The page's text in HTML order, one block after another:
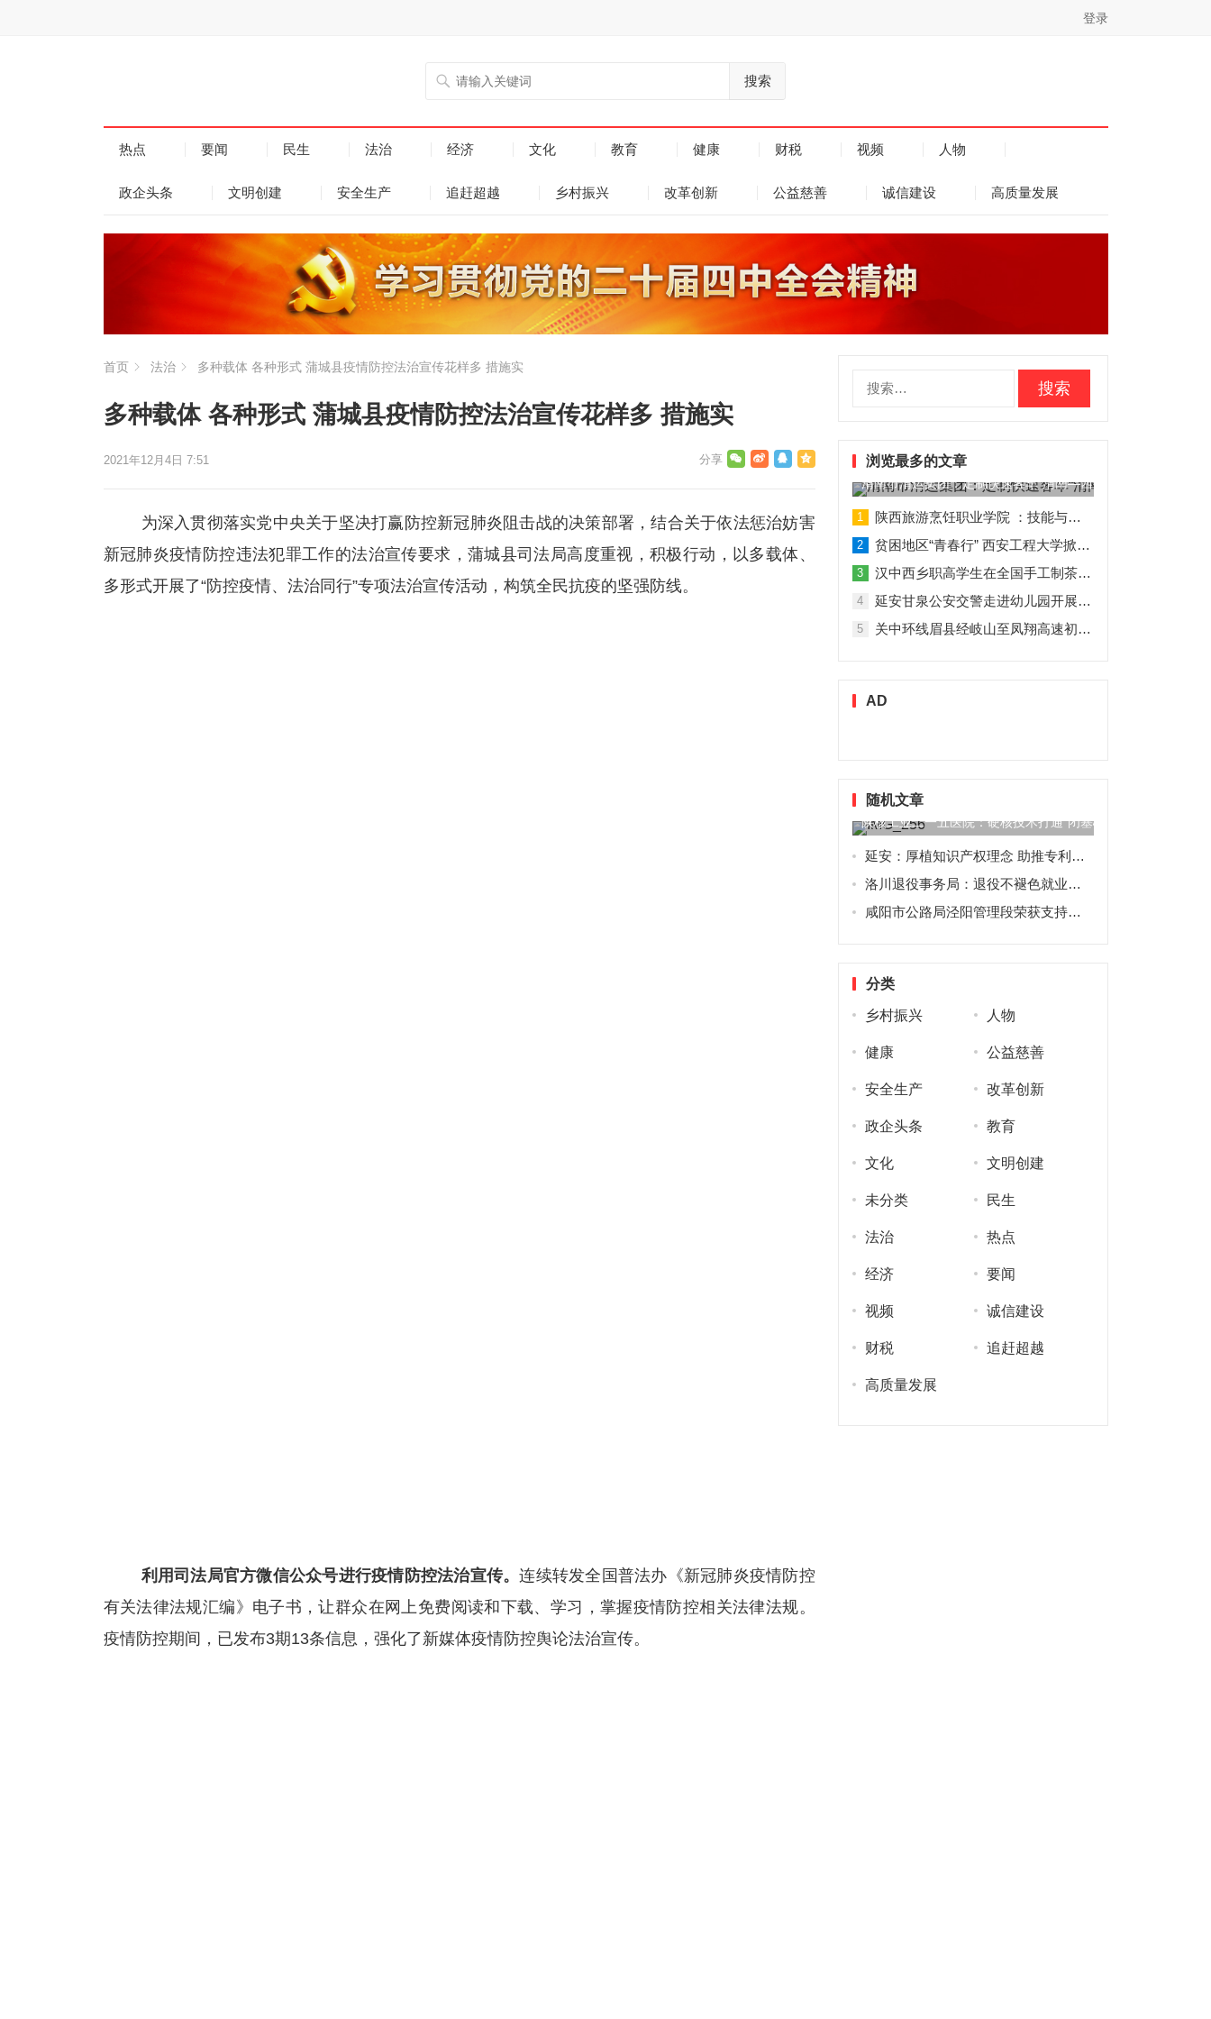
登录
搜索
热点 要闻 民生 法治 经济 文化 教育 健康 财税 视频 人物
政企头条 文明创建 安全生产 追赶超越 乡村振兴 改革创新 公益慈善 诚信建设 高质量发展
首页 法治 多种载体 各种形式 蒲城县疫情防控法治宣传花样多 措施实
多种载体 各种形式 蒲城县疫情防控法治宣传花样多 措施实
2021年12月4日 7:51
为深入贯彻落实党中央关于坚决打赢防控新冠肺炎阻击战的决策部署，结合关于依法惩治妨害
新冠肺炎疫情防控违法犯罪工作的法治宣传要求，蒲城县司法局高度重视，积极行动，以多载体、
多形式开展了“防控疫情、法治同行”专项法治宣传活动，构筑全民抗疫的坚强防线。
利用司法局官方微信公众号进行疫情防控法治宣传。连续转发全国普法办《新冠肺炎疫情防控
有关法律法规汇编》电子书，让群众在网上免费阅读和下载、学习，掌握疫情防控相关法律法规。
疫情防控期间，已发布3期13条信息，强化了新媒体疫情防控舆论法治宣传。
浏览最多的文章
渭南市渭运集团：定制快速客车“渭南—西安”11月1日试运营
1 陕西旅游烹饪职业学院 ：技能与理论并行 人才与企业共赢
2 贫困地区“青春行” 西安工程大学掀起“扶贫热”
3 汉中西乡职高学生在全国手工制茶大赛中创佳绩
4 延安甘泉公安交警走进幼儿园开展交通安全专题讲座活动
5 关中环线眉县经岐山至凤翔高速初步设计获批！
AD
随机文章
陕核工业二一五医院：硬核技术打通“闭塞心门”！
延安：厚植知识产权理念 助推专利转移转化
洛川退役事务局：退役不褪色就业再起航
咸阳市公路局泾阳管理段荣获支持镇域经济发展先进单位称号
分类
乡村振兴 人物
健康 公益慈善
安全生产 改革创新
政企头条 教育
文化 文明创建
未分类 民生
法治 热点
经济 要闻
视频 诚信建设
财税 追赶超越
高质量发展